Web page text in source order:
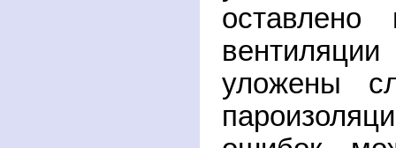
оставлено
уложены